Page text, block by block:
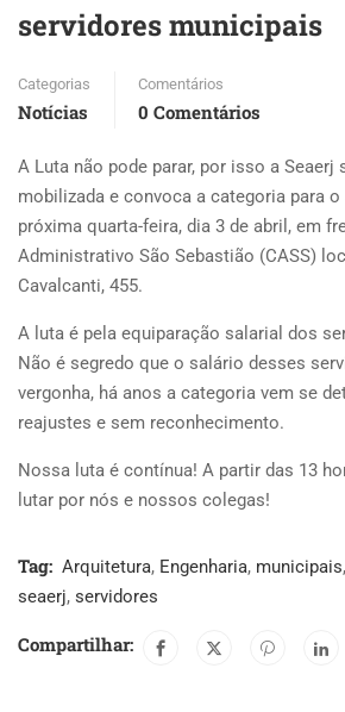
servidores municipais
Categorias
Notícias
Comentários
0 Comentários
A Luta não pode parar, por isso a Seaerj
mobilizada e convoca a categoria para
próxima quarta-feira, dia 3 de abril, em
Administrativo São Sebastião (CASS)
Cavalcanti, 455.
A luta é pela equiparação salarial dos
Não é segredo que o salário desses
vergonha, há anos a categoria vem se
reajustes e sem reconhecimento.
Nossa luta é contínua! A partir das 13
lutar por nós e nossos colegas!
Tag: Arquitetura, Engenharia, municipais,
seaerj, servidores
Compartilhar: